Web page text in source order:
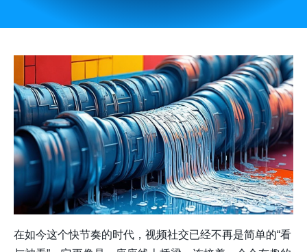
在如今这个快节奏的时代，视频社交已经不再是简单的“看